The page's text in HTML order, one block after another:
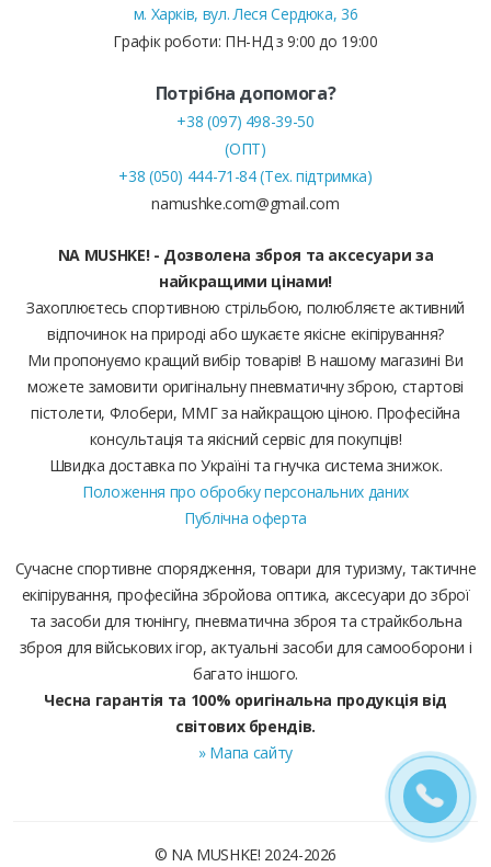
м. Харків, вул. Леся Сердюка, 36
Графік роботи: ПН-НД з 9:00 до 19:00
Потрібна допомога?
+38 (097) 498-39-50
(ОПТ)
+38 (050) 444-71-84 (Тех. підтримка)
namushke.com@gmail.com
NA MUSHKE! - Дозволена зброя та аксесуари за
найкращими цінами!
Захоплюєтесь спортивною стрільбою, полюбляєте активний
відпочинок на природі або шукаєте якісне екіпірування?
Ми пропонуємо кращий вибір товарів! В нашому магазині Ви
можете замовити оригінальну пневматичну зброю, стартові
пістолети, Флобери, ММГ за найкращою ціною. Професійна
консультація та якісний сервіс для покупців!
Швидка доставка по Україні та гнучка система знижок.
Положення про обробку персональних даних
Публічна оферта
Сучасне спортивне спорядження, товари для туризму, тактичне
екіпірування, професійна збройова оптика, аксесуари до зброї
та засоби для тюнінгу, пневматична зброя та страйкбольна
зброя для військових ігор, актуальні засоби для самооборони і
багато іншого.
Чесна гарантія та 100% оригінальна продукція від
світових брендів.
» Мапа сайту
© NA MUSHKE! 2024-2026